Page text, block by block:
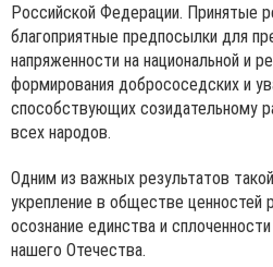
Российской Федерации. Принятые
благоприятные предпосылки для
напряженности на национальной и
формирования добрососедских и
способствующих созидательному
всех народов.
Одним из важных результатов
укрепление в обществе ценностей
осознание единства и
нашего Отечества.